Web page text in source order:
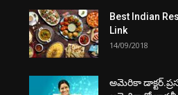
Best Indian
Link
14/09/2018
అమెరికా